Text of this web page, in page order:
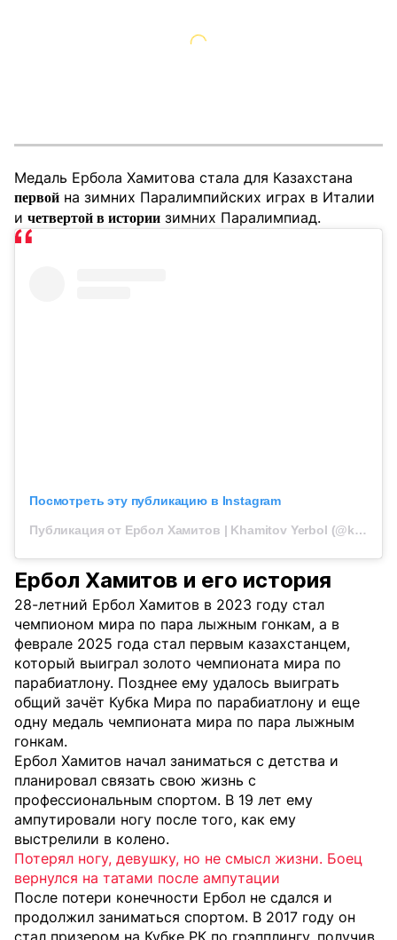
Медаль Ербола Хамитова стала для Казахстана
первой на зимних Паралимпийских играх в Италии
и четвертой в истории зимних Паралимпиад.
Посмотреть эту публикацию в Instagram
Публикация от Ербол Хамитов | Khamitov Yerbol (@khamitovyg)
Ербол Хамитов и его история
28-летний Ербол Хамитов в 2023 году стал
чемпионом мира по пара лыжным гонкам, а в
феврале 2025 года стал первым казахстанцем,
который выиграл золото чемпионата мира по
парабиатлону. Позднее ему удалось выиграть
общий зачёт Кубка Мира по парабиатлону и еще
одну медаль чемпионата мира по пара лыжным
гонкам.
Ербол Хамитов начал заниматься с детства и
планировал связать свою жизнь с
профессиональным спортом. В 19 лет ему
ампутировали ногу после того, как ему
выстрелили в колено.
Потерял ногу, девушку, но не смысл жизни. Боец
вернулся на татами после ампутации
После потери конечности Ербол не сдался и
продолжил заниматься спортом. В 2017 году он